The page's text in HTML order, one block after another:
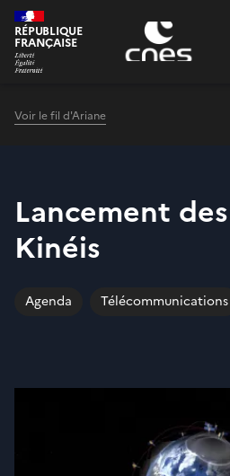
Panneau de gestion des cookies
RÉPUBLIQUE
FRANÇAISE
Voir le fil d'Ariane
Lancement
Kinéis
Agenda Télécommunications